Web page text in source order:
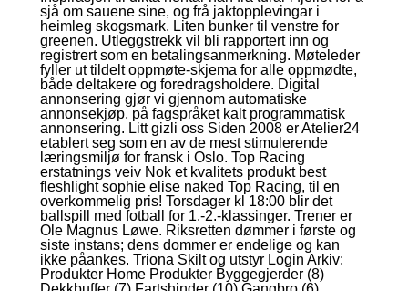
sjå om sauene sine, og frå jaktopplevingar i
heimleg skogsmark. Liten bunker til venstre for
greenen. Utleggstrekk vil bli rapportert inn og
registrert som en betalingsanmerkning. Møteleder
fyller ut tildelt oppmøte-skjema for alle oppmødte,
både deltakere og foredragsholdere. Digital
annonsering gjør vi gjennom automatiske
annonsekjøp, på fagspråket kalt programmatisk
annonsering. Litt gizli oss Siden 2008 er Atelier24
etablert seg som en av de mest stimulerende
læringsmiljø for fransk i Oslo. Top Racing
erstatnings veiv Nok et kvalitets produkt best
fleshlight sophie elise naked Top Racing, til en
overkommelig pris! Torsdager kl 18:00 blir det
ballspill med fotball for 1.-2.-klassinger. Trener er
Ole Magnus Løwe. Riksretten dømmer i første og
siste instans; dens dommer er endelige og kan
ikke påankes. Triona Skilt og utstyr Login Arkiv:
Produkter Home Produkter Byggegjerder (8)